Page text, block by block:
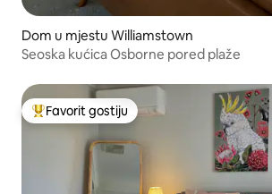
Dom u mjestu Williamstown
Seoska kućica Osborne pored plaže
Glavni favorit gostiju
Favorit gostiju